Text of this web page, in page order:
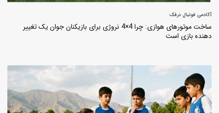
آکادمی فوتبال درفک
ساخت موتورهای هوازی: چرا 4×4 نروژی برای بازیکنان جوان یک تغییر
دهنده بازی است